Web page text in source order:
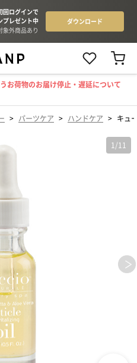
お荷物のお届け停止・遅延について
> パーツケア > ハンドケア > キュ
1 /11